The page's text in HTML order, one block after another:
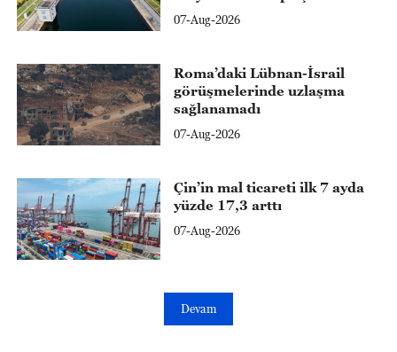
07-Aug-2026
Roma’daki Lübnan-İsrail
görüşmelerinde uzlaşma
sağlanamadı
07-Aug-2026
Çin’in mal ticareti ilk 7 ayda
yüzde 17,3 arttı
07-Aug-2026
Devam